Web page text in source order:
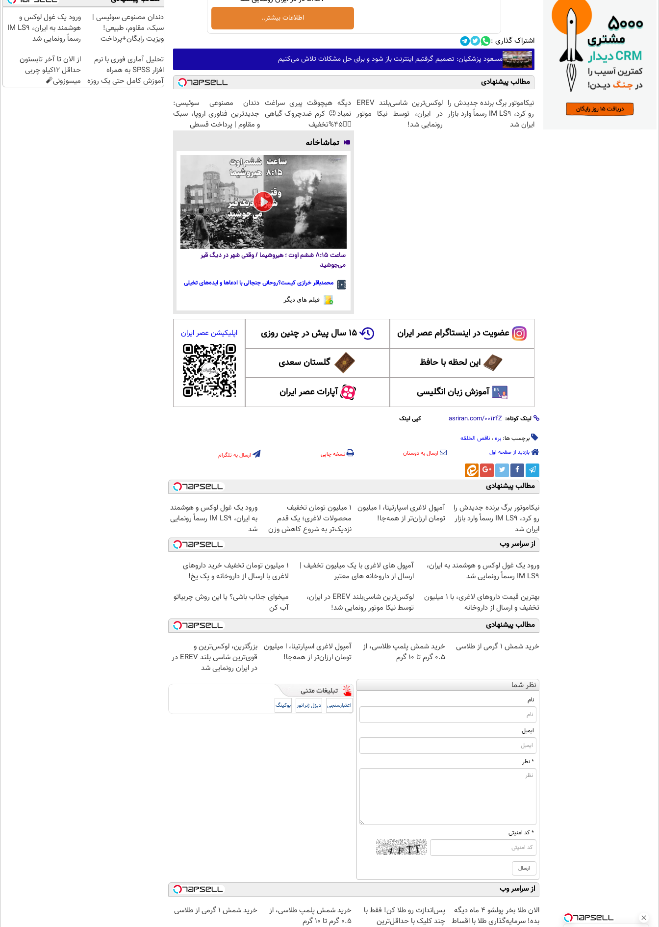
اطلاعات بیشتر..
اشتراک گذاری :
مسعود پزشکیان: تصمیم گرفتیم اینترنت باز شود و برای حل مشکلات تلاش می‌کنیم
مطالب پیشنهادی
نیکاموتور برگ برنده جدیدش را
رو کرد، IM LS9 رسماً وارد بازار
ایران شد
لوکس‌ترین شاسی‌بلند EREV
در ایران، توسط نیکا موتور
رونمایی شد!
دیگه هیچوقت پیری سراغت
نمیاد😉 کرم ضدچروک گیاهی
👈🏻45%تخفیف
دندان مصنوعی سوئیسی:
جدیدترین فناوری اروپا، سبک
و مقاوم | پرداخت قسطی
تماشاخانه
ساعت ۸:۱۵ ششم اوت ؛ هیروشیما / وقتی شهر در دیگ قیر
می‌جوشید
محمدباقر خرازی کیست؟روحانی جنجالی با ادعاها و ایده‌های تخیلی
فیلم های دیگر
عضویت در اینستاگرام عصر ایران ۱۵ سال پیش در چنین روزی
این لحظه با حافظ گلستان سعدی
آموزش زبان انگلیسی آپارات عصر ایران
اپلیکیشن عصر ایران
لینک کوتاه: کپی لینک
برچسب ها: بره ، ناقص الخلقه
بازدید از صفحه اول ارسال به دوستان نسخه چاپی ارسال به تلگرام
مطالب پیشنهادی
نیکاموتور برگ برنده جدیدش را
رو کرد، IM LS9 رسماً وارد بازار
ایران شد
آمپول لاغری اسپارتینا، ا میلیون
تومان ارزان‌تر از همه‌جا!
۱ میلیون تومان تخفیف
محصولات لاغری؛ یک قدم
نزدیک‌تر به شروع کاهش وزن
ورود یک غول لوکس و هوشمند
به ایران، IM LS9 رسماً رونمایی
شد
از سراسر وب
ورود یک غول لوکس و هوشمند به ایران،
IM LS9 رسماً رونمایی شد
آمپول های لاغری با یک میلیون تخفیف |
ارسال از داروخانه های معتبر
1 میلیون تومان تخفیف خرید داروهای
لاغری با ارسال از داروخانه و پک یخ!
بهترین قیمت داروهای لاغری، با ۱ میلیون
تخفیف و ارسال از داروخانه‌
لوکس‌ترین شاسی‌بلند EREV در ایران،
توسط نیکا موتور رونمایی شد!
میخوای جذاب باشی؟ یا این روش چربیاتو
آب کن
مطالب پیشنهادی
خرید شمش 1 گرمی از طلاسی
خرید شمش پلمپ طلاسی، از
۰.۵ گرم تا ۱۰ گرم
آمپول لاغری اسپارتینا، ا میلیون
تومان ارزان‌تر از همه‌جا!
بزرگترین، لوکس‌ترین و
قوی‌ترین شاسی بلند EREV در
در ایران رونمایی شد
نظر شما
نام
ایمیل
* نظر
* کد امنیتی
اعتبارسنجی دیزل ژنراتور بوکینگ
از سراسر وب
الان طلا بخر پولشو 4 ماه دیگه
بده! سرمایه‌گذاری طلا با اقساط
پس‌اندازت رو طلا کن! فقط با
چند کلیک با حداقل‌ترین
خرید شمش پلمپ طلاسی، از
۰.۵ گرم تا ۱۰ گرم
خرید شمش 1 گرمی از طلاسی
کلیک
کن تا
فرصت
هست
۱۰۰هزارتومان
طلا با
بی‌بهره
دندان مصنوعی سوئیسی |
سبک، مقاوم، طبیعی!
ویزیت رایگان+پرداخت
ورود یک غول لوکس و
هوشمند به ایران، IM LS9
رسماً رونمایی شد
تحلیل آماری فوری با نرم
افزار SPSS به همراه
آموزش کامل حتی یک روزه
از الان تا آخر تابستون
حداقل 12کیلو چربی
میسوزونی🧨